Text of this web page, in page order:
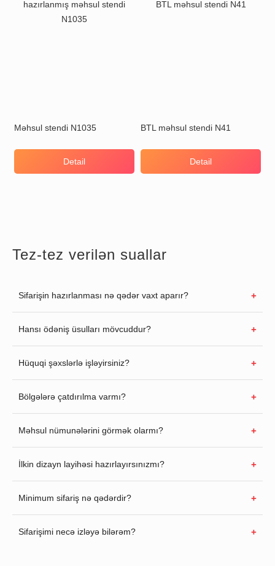
Məhsul stendi N1035
Detail
BTL məhsul stendi N41
Detail
Tez-tez verilən suallar
Sifarişin hazırlanması nə qədər vaxt aparır?
Hansı ödəniş üsulları mövcuddur?
Hüquqi şəxslərlə işləyirsiniz?
Bölgələrə çatdırılma varmı?
Məhsul nümunələrini görmək olarmı?
İlkin dizayn layihəsi hazırlayırsınızmı?
Minimum sifariş nə qədərdir?
Sifarişimi necə izləyə bilərəm?